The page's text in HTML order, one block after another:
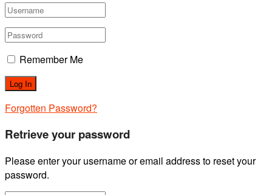
Remember Me
Forgotten Password?
Retrieve your password
Please enter your username or email address to reset your
password.